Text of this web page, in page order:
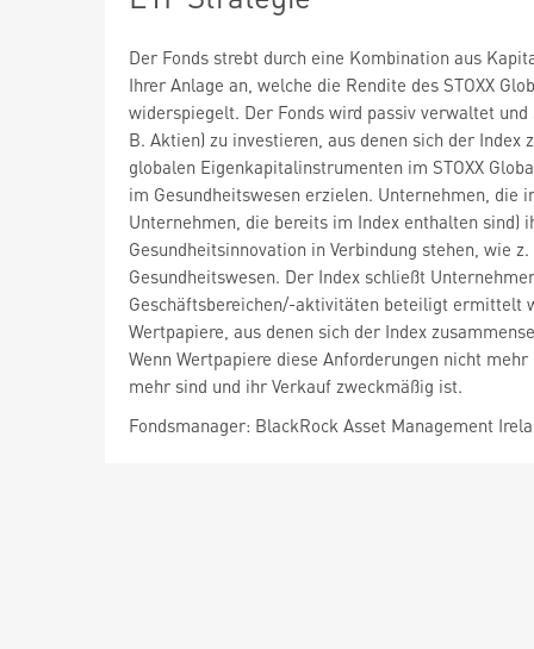
Der Fonds strebt durch eine Kombination aus
Ihrer Anlage an, welche die Rendite des STOXX
widerspiegelt. Der Fonds wird passiv verwaltet
B. Aktien) zu investieren, aus denen sich der
globalen Eigenkapitalinstrumenten im STOXX
im Gesundheitswesen erzielen. Unternehmen, die
Unternehmen, die bereits im Index enthalten sind)
Gesundheitsinnovation in Verbindung stehen, wie
Gesundheitswesen. Der Index schließt
Geschäftsbereichen/-aktivitäten beteiligt ermittelt
Wertpapiere, aus denen sich der Index
Wenn Wertpapiere diese Anforderungen nicht
mehr sind und ihr Verkauf zweckmäßig ist.
Fondsmanager: BlackRock Asset Management